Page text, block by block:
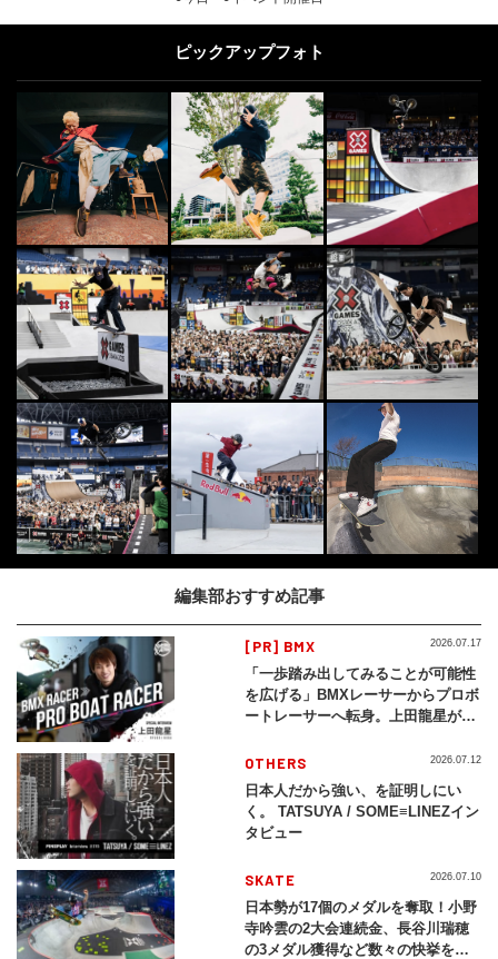
ピックアップフォト
編集部おすすめ記事
[PR] BMX
「一歩踏み出してみることが可能性
を広げる」BMXレーサーからプロボ
ートレーサーへ転身。上田龍星が体
2026.07.17
OTHERS
日本人だから強い、を証明しにい
く。 TATSUYA / SOME≡LINEZイン
タビュー
2026.07.12
SKATE
日本勢が17個のメダルを奪取！小野
寺吟雲の2大会連続金、長谷川瑞穂
の3メダル獲得など数々の快挙をプ
2026.07.10